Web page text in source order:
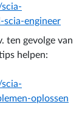
engineer
ten gevolge van
helpen:
oplossen